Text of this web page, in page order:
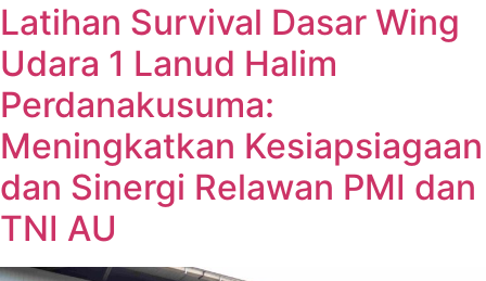
Latihan Survival Dasar Wing
Udara 1 Lanud Halim
Perdanakusuma:
Meningkatkan Kesiapsiagaan
dan Sinergi Relawan PMI dan
TNI AU